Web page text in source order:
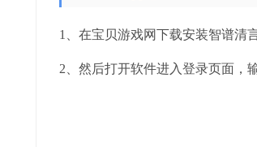
1、在宝贝游戏网下载安装智谱清
2、然后打开软件进入登录页面，